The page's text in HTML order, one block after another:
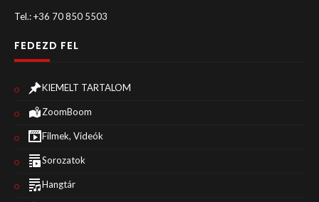
Tel.: +36 70 850 5503
FEDEZD FEL
KIEMELT TARTALOM
ZoomBoom
Filmek, Videók
Sorozatok
Hangtár